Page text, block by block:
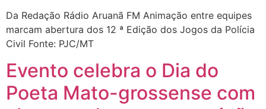
Da Redação Rádio Aruanã FM Animação entre equipes
marcam abertura dos 12 ª Edição dos Jogos da Polícia
Civil Fonte: PJC/MT
Evento celebra o Dia do
Poeta Mato-grossense com